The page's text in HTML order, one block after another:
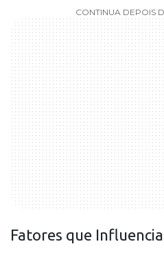
CONTINUA DEPOIS
Fatores que